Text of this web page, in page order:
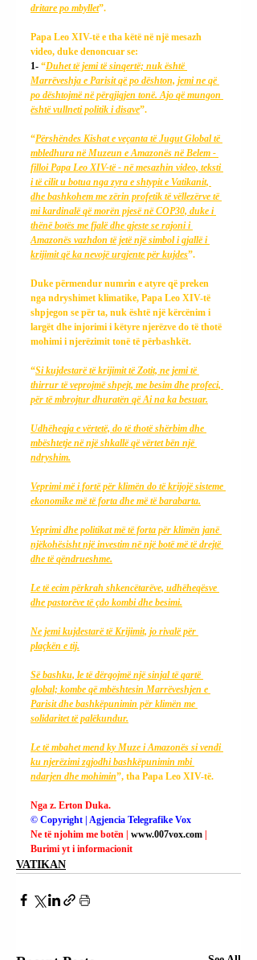
dritare po mbyllet”.
Papa Leo XIV-të e tha këtë në një mesazh
video, duke denoncuar se:
1- “Duhet të jemi të sinqertë; nuk është
Marrëveshja e Parisit që po dështon, jemi ne që
po dështojmë në përgjigjen tonë. Ajo që mungon
është vullneti politik i disave”.
“Përshëndes Kishat e veçanta të Jugut Global të
mbledhura në Muzeun e Amazonës në Belem -
filloi Papa Leo XIV-të - në mesazhin video, teksti
i të cilit u botua nga zyra e shtypit e Vatikanit,
dhe bashkohem me zërin profetik të vëllezërve të
mi kardinalë që morën pjesë në COP30, duke i
thënë botës me fjalë dhe gjeste se rajoni i
Amazonës vazhdon të jetë një simbol i gjallë i
krijimit që ka nevojë urgjente për kujdes”.
Duke përmendur numrin e atyre që preken
nga ndryshimet klimatike, Papa Leo XIV-të
shpjegon se për ta, nuk është një kërcënim i
largët dhe injorimi i këtyre njerëzve do të thotë
mohimi i njerëzimit tonë të përbashkët.
“Si kujdestarë të krijimit të Zotit, ne jemi të
thirrur të veprojmë shpejt, me besim dhe profeci,
për të mbrojtur dhuratën që Ai na ka besuar.
Udhëheqja e vërtetë, do të thotë shërbim dhe
mbështetje në një shkallë që vërtet bën një
ndryshim.
Veprimi më i fortë për klimën do të krijojë sisteme
ekonomike më të forta dhe më të barabarta.
Veprimi dhe politikat më të forta për klimën janë
njëkohësisht një investim në një botë më të drejtë
dhe të qëndrueshme.
Le të ecim përkrah shkencëtarëve, udhëheqësve
dhe pastorëve të çdo kombi dhe besimi.
Ne jemi kujdestarë të Krijimit, jo rivalë për
plaçkën e tij.
Së bashku, le të dërgojmë një sinjal të qartë
global; kombe që mbështesin Marrëveshjen e
Parisit dhe bashkëpunimin për klimën me
solidaritet të palëkundur.
Le të mbahet mend ky Muze i Amazonës si vendi
ku njerëzimi zgjodhi bashkëpunimin mbi
ndarjen dhe mohimin”, tha Papa Leo XIV-të.
Nga z. Erton Duka.
© Copyright | Agjencia Telegrafike Vox
Ne të njohim me botën | www.007vox.com |
Burimi yt i informacionit
VATIKAN